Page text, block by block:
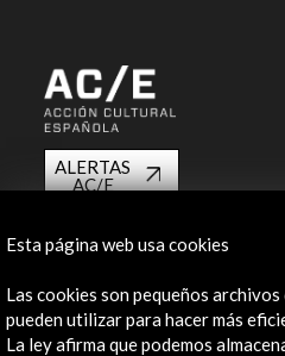
ALERTAS
AC/E
Contacta
info@accioncultural.es
+34 91 700 4000
Esta página web usa cookies
Las cookies son pequeños
pueden utilizar para hacer más
La ley afirma que podemos